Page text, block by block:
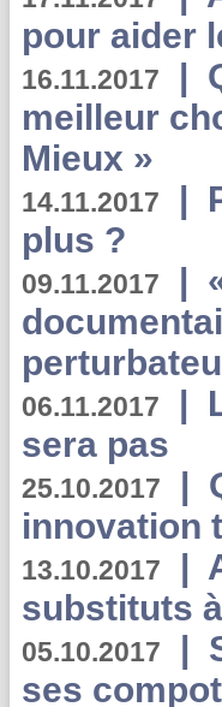
pour aider
16.11.2017 |
meilleur
Mieux »
14.11.2017 |
plus ?
09.11.2017 |
06.11.2017 |
sera pas
25.10.2017 |
innovation
13.10.2017 |
substituts
05.10.2017 |
ses